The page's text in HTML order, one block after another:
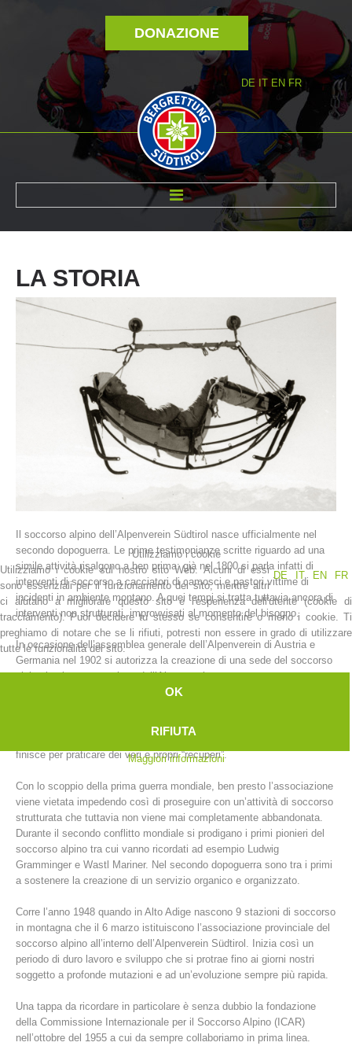
DONAZIONE
DE IT EN FR
La storia
Stazioni del soccorso alpino
LA STORIA
Il soccorso alpino dell’Alpenverein Südtirol nasce ufficialmente nel
secondo dopoguerra. Le prime testimonianze scritte riguardo ad una
simile attività risalgono a ben prima: già nel 1800 si parla infatti di
interventi di soccorso a cacciatori di camosci e pastori vittime di
incidenti in ambiente montano. A quei tempi si tratta tuttavia ancora di
interventi non strutturati, improvvisati al momento del bisogno.
In occasione dell’assemblea generale dell’Alpenverein di Austria e
Germania nel 1902 si autorizza la creazione di una sede del soccorso
alpino in ciascuna sezione dell’Alpenverein.
intervenire con i pochi mezzi a disposizione a quei tempi e spesso si
finisce per praticare dei veri e propri “recuperi”.
Con lo scoppio della prima guerra mondiale, ben presto l’associazione
viene vietata impedendo così di proseguire con un’attività di soccorso
strutturata che tuttavia non viene mai completamente abbandonata.
Durante il secondo conflitto mondiale si prodigano i primi pionieri del
soccorso alpino tra cui vanno ricordati ad esempio Ludwig
Gramminger e Wastl Mariner. Nel secondo dopoguerra sono tra i primi
a sostenere la creazione di un servizio organico e organizzato.
Corre l’anno 1948 quando in Alto Adige nascono 9 stazioni di soccorso
in montagna che il 6 marzo istituiscono l’associazione provinciale del
soccorso alpino all’interno dell’Alpenverein Südtirol. Inizia così un
periodo di duro lavoro e sviluppo che si protrae fino ai giorni nostri
soggetto a profonde mutazioni e ad un’evoluzione sempre più rapida.
Una tappa da ricordare in particolare è senza dubbio la fondazione
della Commissione Internazionale per il Soccorso Alpino (ICAR)
nell’ottobre del 1955 a cui da sempre collaboriamo in prima linea.
Utilizziamo i cookie
DE
IT EN FR
Utilizziamo i cookie sul nostro sito Web. Alcuni di essi
sono essenziali per il funzionamento del sito, mentre altri
ci aiutano a migliorare questo sito e l'esperienza dell'utente (cookie di
tracciamento). Puoi decidere tu stesso se consentire o meno i cookie. Ti
preghiamo di notare che se li rifiuti, potresti non essere in grado di utilizzare
tutte le funzionalità del sito.
OK
RIFIUTA
Maggiori informazioni